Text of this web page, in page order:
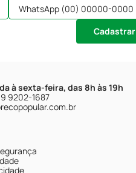
Cadastrar
à sexta-feira, das 8h às 19h
9202-1687